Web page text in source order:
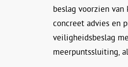
beslag voorzien
concreet advies en
veiligheidsbeslag
meerpuntssluiting,